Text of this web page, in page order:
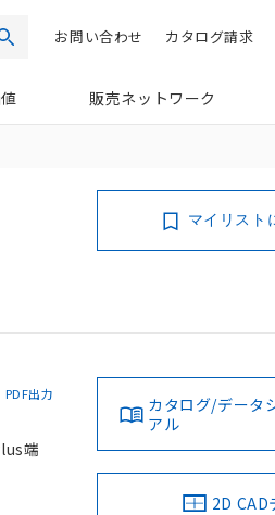
検索 カタログ請求
お問い合わせ
販売ネットワーク
マイリスト
PDF出力
端
カタログ/データ
アル
2D CAD